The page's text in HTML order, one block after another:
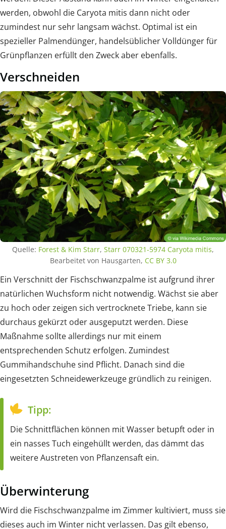
werden, obwohl die Caryota mitis dann nicht oder
zumindest nur sehr langsam wächst. Optimal ist ein
spezieller Palmendünger, handelsüblicher Volldünger für
Grünpflanzen erfüllt den Zweck aber ebenfalls.
Verschneiden
Quelle: Forest & Kim Starr, Starr 070321-5974 Caryota mitis,
Bearbeitet von Hausgarten, CC BY 3.0
Ein Verschnitt der Fischschwanzpalme ist aufgrund ihrer
natürlichen Wuchsform nicht notwendig. Wächst sie aber
zu hoch oder zeigen sich vertrocknete Triebe, kann sie
durchaus gekürzt oder ausgeputzt werden. Diese
Maßnahme sollte allerdings nur mit einem
entsprechenden Schutz erfolgen. Zumindest
Gummihandschuhe sind Pflicht. Danach sind die
eingesetzten Schneidewerkzeuge gründlich zu reinigen.
Tipp:
Die Schnittflächen können mit Wasser betupft oder in
ein nasses Tuch eingehüllt werden, das dämmt das
weitere Austreten von Pflanzensaft ein.
Überwinterung
Wird die Fischschwanzpalme im Zimmer kultiviert, muss sie
dieses auch im Winter nicht verlassen. Das gilt ebenso,